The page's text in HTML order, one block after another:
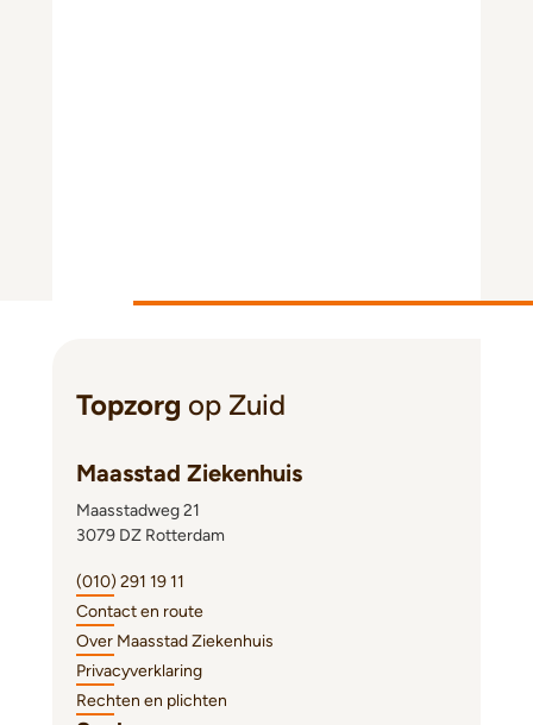
Topzorg op Zuid
Maasstad Ziekenhuis
Maasstadweg 21
3079 DZ Rotterdam
(010) 291 19 11
Contact en route
Over Maasstad Ziekenhuis
Privacyverklaring
Rechten en plichten